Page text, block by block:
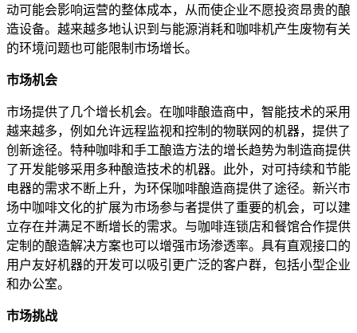
动可能会影响运营的整体成本，从而使企业不愿投资昂贵的酿
造设备。越来越多地认识到与能源消耗和咖啡机产生废物有关
的环境问题也可能限制市场增长。
市场机会
市场提供了几个增长机会。在咖啡酿造商中，智能技术的采用
越来越多，例如允许远程监视和控制的物联网的机器，提供了
创新途径。特种咖啡和手工酿造方法的增长趋势为制造商提供
了开发能够采用多种酿造技术的机器。此外，对可持续和节能
电器的需求不断上升，为环保咖啡酿造商提供了途径。新兴市
场中咖啡文化的扩展为市场参与者提供了重要的机会，可以建
立存在并满足不断增长的需求。与咖啡连锁店和餐馆合作提供
定制的酿造解决方案也可以增强市场渗透率。具有直观接口的
用户友好机器的开发可以吸引更广泛的客户群，包括小型企业
和办公室。
市场挑战